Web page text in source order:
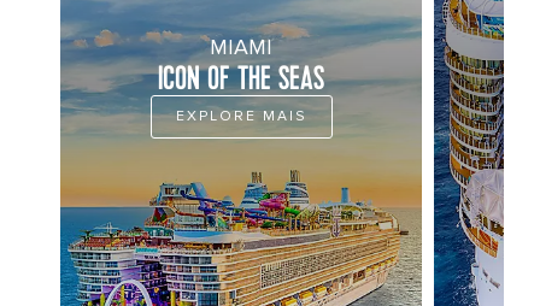
MIAMI
ICON OF THE SEAS
EXPLORE MAIS